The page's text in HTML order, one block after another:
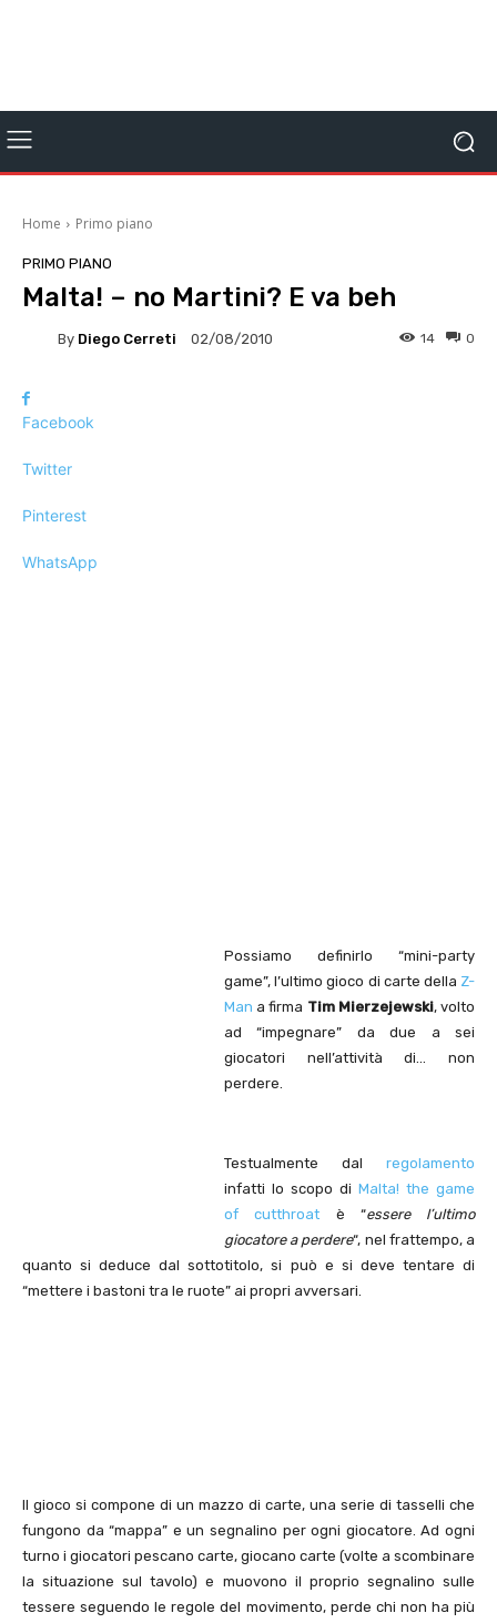
Home Primo piano
PRIMO PIANO
Malta! – no Martini? E va beh
By Diego Cerreti 02/08/2010 0
14
Facebook
Twitter
Pinterest
WhatsApp
Possiamo definirlo “mini-party
game”, l’ultimo gioco di carte della Z-
Man a firma Tim Mierzejewski, volto
ad “impegnare” da due a sei
giocatori nell’attività di… non
perdere.
Testualmente dal regolamento
infatti lo scopo di Malta! the game
of cutthroat è “essere l’ultimo
giocatore a perdere“, nel frattempo, a
quanto si deduce dal sottotitolo, si può e si deve tentare di
“mettere i bastoni tra le ruote” ai propri avversari.
Il gioco si compone di un mazzo di carte, una serie di tasselli che
fungono da “mappa” e un segnalino per ogni giocatore. Ad ogni
turno i giocatori pescano carte, giocano carte (volte a scombinare
la situazione sul tavolo) e muovono il proprio segnalino sulle
tessere seguendo le regole del movimento, perde chi non ha più